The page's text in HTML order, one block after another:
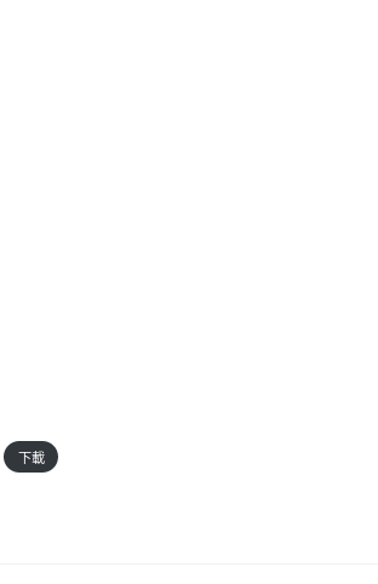
下載